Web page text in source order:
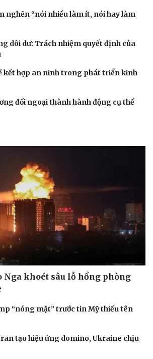
nghẽn “nói nhiều làm ít, nói hay làm
dôi dư: Trách nhiệm quyết định của
kết hợp an ninh trong phát triển kinh
đối ngoại thành hành động cụ thể
Nga khoét sâu lỗ hổng phòng
“nóng mặt” trước tin Mỹ thiếu tên
tạo hiệu ứng domino, Ukraine chịu